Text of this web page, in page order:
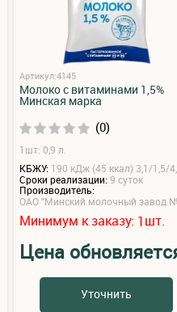
Артикул:4145
Молоко с витаминами 1,5%
Минская марка
(0)
1шт: 0,9 л.
КБЖУ: 190 кДж (45 ккал) 3,1/1,5/
Сроки реализации:9 суток
Производитель:
ОАО "Минский молочный завод
Минимум к заказу: 1шт.
Цена
Уточнить